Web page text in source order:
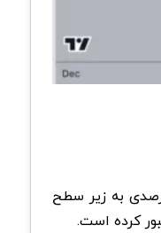
ارزهای دیجیتال در روزهای اخیر و رسیدن قیمت بیت کوین به مرز ۱۰۵,۰۰۰ دلار و سولانا به سقف تاریخی ۲۷۵ دلار، دوج کوین با کاهش ۸.۸ درصدی به زیر سطح